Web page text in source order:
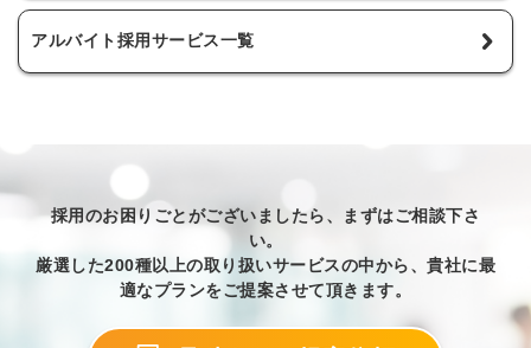
アルバイト採用サービス一覧
採用のお困りごとがございましたら、まずはご相談下さ
い。
厳選した200種以上の取り扱いサービスの中から、貴社に最
適なプランをご提案させて頂きます。